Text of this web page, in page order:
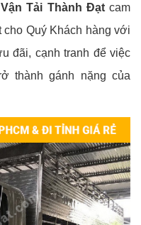
Vận Tải Thành Đạtcam
cho Quý Khách hàng với
đãi, cạnh tranh để việc
thành gánh nặng của